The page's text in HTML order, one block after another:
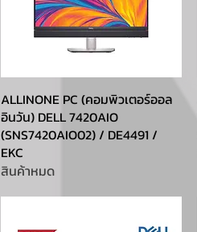
ALLINONE PC (คอมพิวเตอร์ออล
อินวัน) DELL 7420AIO
(SNS7420AIO02) / DE4491 /
EKC
สินค้าหมด